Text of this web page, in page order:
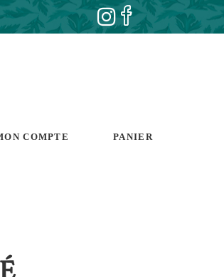
COMPTE PANIER